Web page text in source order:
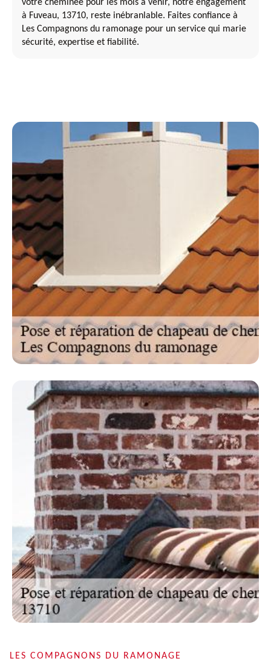
votre cheminée pour les mois à venir, notre engagement
à Fuveau, 13710, reste inébranlable. Faites confiance à
Les Compagnons du ramonage pour un service qui marie
sécurité, expertise et fiabilité.
LES COMPAGNONS DU RAMONAGE